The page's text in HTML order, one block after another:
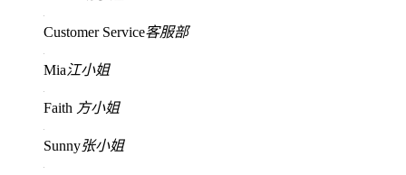
Customer Service客服部
Mia江小姐
Faith 方小姐
Sunny张小姐